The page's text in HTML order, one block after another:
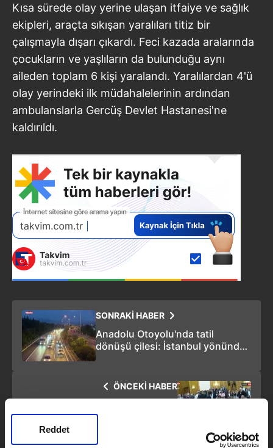
Reddet
Kısa sürede olay yerine ulaşan itfaiye ve sağlık
ekipleri, araçta sıkışan yaralıları titiz bir
çalışmayla dışarı çıkardı. Feci kazada aralarında
çocukların ve yaşlıların da bulunduğu aynı
aileden toplam 6 kişi yaralandı. Yaralılardan 4'ü
olay yerindeki ilk müdahalelerinin ardından
ambulanslarla Gercüş Devlet Hastanesi'ne
kaldırıldı.
SONRAKİ HABER
Anadolu Otoyolu'nda tatil
dönüşü çilesi: İstanbul yönünde
ÖNCEKİ HABER
Kılıçdaroğlu 'Toplantı yok' dedi!
Özgür Özel salonu doldurdu!